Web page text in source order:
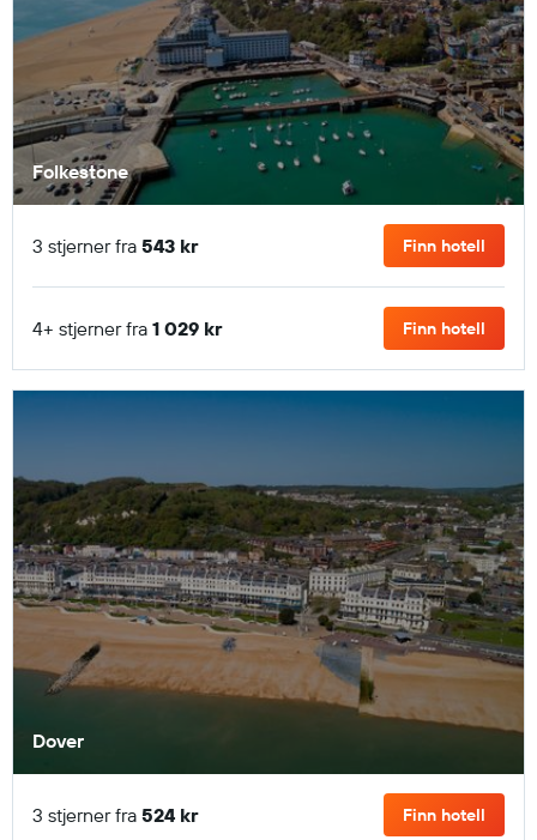
Folkestone
3 stjerner fra 543 kr Finn hotell
4+ stjerner fra 1 029 kr Finn hotell
Dover
3 stjerner fra 524 kr Finn hotell